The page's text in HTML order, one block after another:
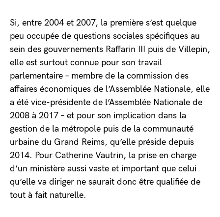
Si, entre 2004 et 2007, la première s’est quelque
peu occupée de questions sociales spécifiques au
sein des gouvernements Raffarin III puis de Villepin,
elle est surtout connue pour son travail
parlementaire – membre de la commission des
affaires économiques de l’Assemblée Nationale, elle
a été vice-présidente de l’Assemblée Nationale de
2008 à 2017 – et pour son implication dans la
gestion de la métropole puis de la communauté
urbaine du Grand Reims, qu’elle préside depuis
2014. Pour Catherine Vautrin, la prise en charge
d’un ministère aussi vaste et important que celui
qu’elle va diriger ne saurait donc être qualifiée de
tout à fait naturelle.